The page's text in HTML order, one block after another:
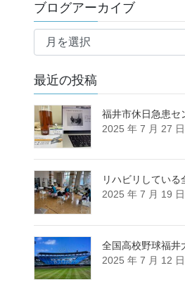
カ
テ
ー
ブログアーカイブ
ブ
ア
ー
カ
イ
ブ
最近の投稿
福井市休日急患セ
2025 年 7 月 27 日
リハビリしている
2025 年 7 月 19 日
全国高校野球福井
2025 年 7 月 12 日